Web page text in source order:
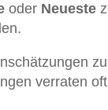
oder Neueste
zu
verraten